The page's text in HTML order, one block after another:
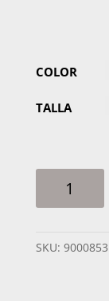
COLOR
TALLA
HOMBRE
TOQUILLA
SKU: 9000853